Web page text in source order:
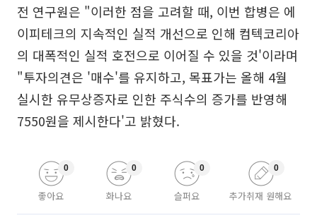
전 연구원은 "이러한 점을 고려할 때, 이번 합병은 에
이피테크의 지속적인 실적 개선으로 인해 컴텍코리아
의 대폭적인 실적 호전으로 이어질 수 있을 것'이라며
"투자의견은 '매수'를 유지하고, 목표가는 올해 4월
실시한 유무상증자로 인한 주식수의 증가를 반영해
7550원을 제시한다'고 밝혔다.
좋아요
0
화나요
0
슬퍼요
0
추가취재 원해요
0